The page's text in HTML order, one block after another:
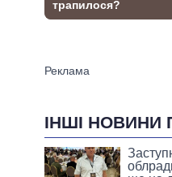
ІНШІ НОВИНИ